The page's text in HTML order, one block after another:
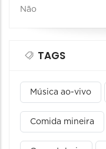
Não
TAGS
Música ao-vivo
Comida mineira